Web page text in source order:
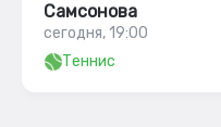
Самсонова
сегодня, 19:00
Теннис